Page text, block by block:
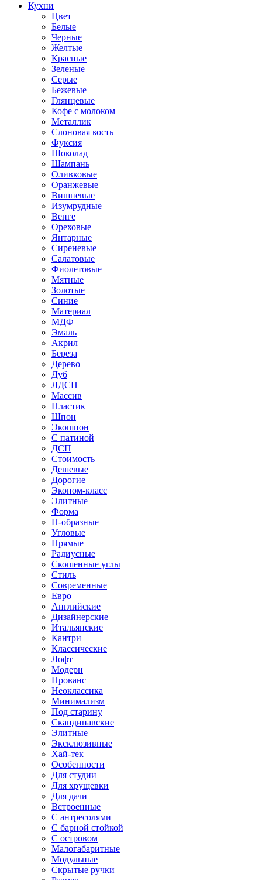
Кухни
Цвет
Белые
Черные
Желтые
Красные
Зеленые
Серые
Бежевые
Глянцевые
Кофе с молоком
Металлик
Слоновая кость
Фуксия
Шоколад
Шампань
Оливковые
Оранжевые
Вишневые
Изумрудные
Венге
Ореховые
Янтарные
Сиреневые
Салатовые
Фиолетовые
Мятные
Золотые
Синие
Материал
МДФ
Эмаль
Акрил
Береза
Дерево
Дуб
ЛДСП
Массив
Пластик
Шпон
Экошпон
С патиной
ДСП
Стоимость
Дешевые
Дорогие
Эконом-класс
Элитные
Форма
П-образные
Угловые
Прямые
Радиусные
Скошенные углы
Стиль
Современные
Евро
Английские
Дизайнерские
Итальянские
Кантри
Классические
Лофт
Модерн
Прованс
Неоклассика
Минимализм
Под старину
Скандинавские
Элитные
Эксклюзивные
Хай-тек
Особенности
Для студии
Для хрущевки
Для дачи
Встроенные
С антресолями
С барной стойкой
С островом
Малогабаритные
Модульные
Скрытые ручки